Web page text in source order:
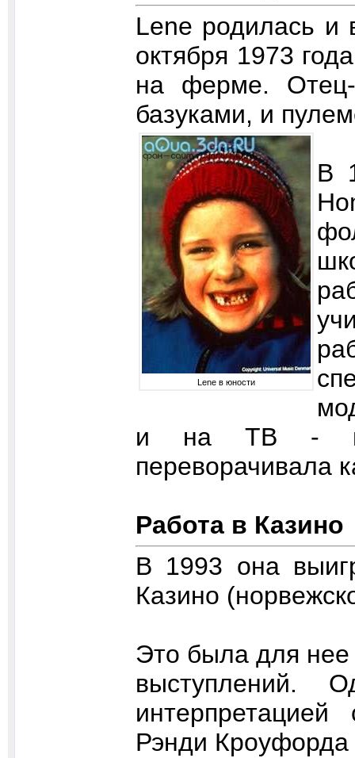
Lene родилась и
октября 1973
на ферме. Отец-
базуками, и
Lene в юности
В
и на ТВ - в
переворачивала
Работа в Казино
В 1993 она
Казино
Это была для нее
интерпретацией
Рэнди